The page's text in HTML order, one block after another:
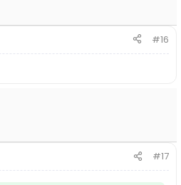
#16
#17